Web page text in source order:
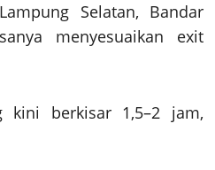
Selatan, Bandar
menyesuaikan exit
kini berkisar 1,5–2 jam,